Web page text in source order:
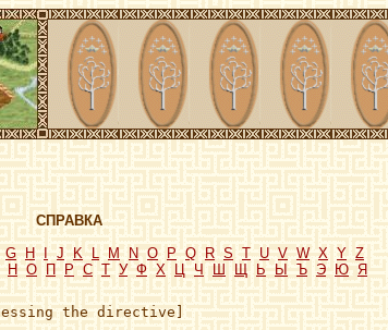
СПРАВКА
G H I J K L M N O P Q R S T U V W X Y Z
Н О П Р С Т У Ф Х Ц Ч Ш Щ Ь Ы Ъ Э Ю Я